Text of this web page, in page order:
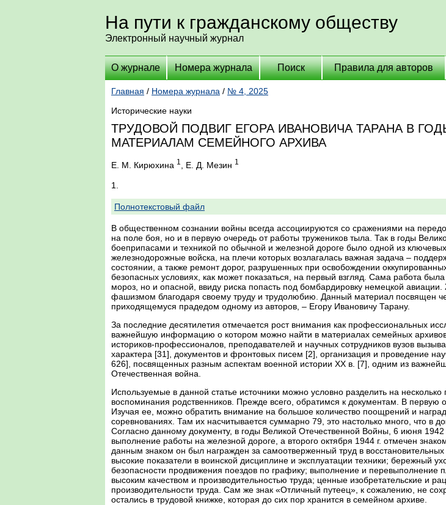
На пути к гражданскому обществу
Электронный научный журнал
О журнале Номера журнала Поиск Правила для авторов
Главная / Номера журнала / № 4, 2025
Исторические науки
ТРУДОВОЙ ПОДВИГ ЕГОРА ИВАНОВИЧА ТАРАНА В
МАТЕРИАЛАМ СЕМЕЙНОГО АРХИВА
Е. М. Кирюхина 1 , Е. Д. Мезин 1
1.
Полнотекстовый файл
В общественном сознании войны всегда ассоциируются со сражениями на
на поле боя, но и в первую очередь от работы тружеников тыла. Так в годы
боеприпасами и техникой по обычной и железной дороге было одной из
железнодорожные войска, на плечи которых возлагалась важная задача –
состоянии, а также ремонт дорог, разрушенных при освобождении
безопасных условиях, как может показаться, на первый взгляд. Сама работа
мороз, но и опасной, ввиду риска попасть под бомбардировку немецкой
фашизмом благодаря своему труду и трудолюбию. Данный материал посвящен
приходящемуся прадедом одному из авторов, – Егору Ивановичу Тарану.
За последние десятилетия отмечается рост внимания как профессиональных
важнейшую информацию о котором можно найти в материалах семейных
историков-профессионалов, преподавателей и научных сотрудников вузов
характера [31], документов и фронтовых писем [2], организация и проведение
626], посвященных разным аспектам военной истории XX в. [7], одним из
Отечественная война.
Используемые в данной статье источники можно условно разделить на
воспоминания родственников. Прежде всего, обратимся к документам. В первую
Изучая ее, можно обратить внимание на большое количество поощрений и
соревнованиях. Там их насчитывается суммарно 79, это настолько много, что в
Согласно данному документу, в годы Великой Отечественной Войны, 6 июня
выполнение работы на железной дороге, а второго октября 1944 г. отмечен
данным знаком он был награжден за самоотверженный труд в
высокие показатели в воинской дисциплине и эксплуатации техники; бережный
безопасности продвижения поездов по графику; выполнение и перевыполнение
высоким качеством и производительностью труда; ценные изобретательские и
производительности труда. Сам же знак «Отличный путеец», к сожалению, не
остались в трудовой книжке, которая до сих пор хранится в семейном архиве.